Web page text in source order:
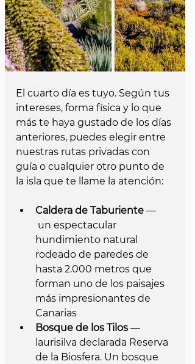
El cuarto día es tuyo. Según tus
intereses, forma física y lo que
más te haya gustado de los días
anteriores, puedes elegir entre
nuestras rutas privadas con
guía o cualquier otro punto de
la isla que te llame la atención:
Caldera de Taburiente —
un espectacular
hundimiento natural
rodeado de paredes de
hasta 2.000 metros que
forman uno de los paisajes
más impresionantes de
Canarias
Bosque de los Tilos —
laurisilva declarada Reserva
de la Biosfera. Un bosque